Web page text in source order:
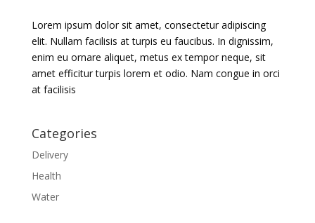
Lorem ipsum dolor sit amet, consectetur adipiscing
elit. Nullam facilisis at turpis eu faucibus. In dignissim,
enim eu ornare aliquet, metus ex tempor neque, sit
amet efficitur turpis lorem et odio. Nam congue in orci
at facilisis
Categories
Delivery
Health
Water